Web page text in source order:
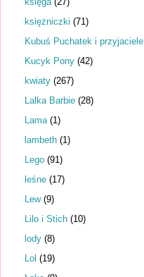
księżniczki (71)
Kubuś Puchatek i przyjaciele
Kucyk Pony (42)
kwiaty (267)
Lalka Barbie (28)
Lama (1)
lambeth (1)
Lego (91)
leśne (17)
Lew (9)
Lilo i Stich (10)
lody (8)
Lol (19)